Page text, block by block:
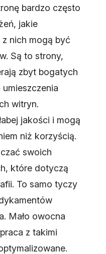
bardzo często
jakie
nich mogą być
Są to strony,
zbyt bogatych
witryn.
jakości i mogą
niż korzyścią.
swoich
które dotyczą
To samo tyczy
Mało owocna
z takimi